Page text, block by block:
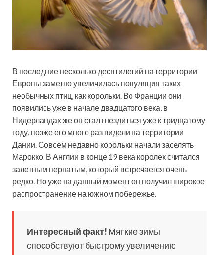
В последние несколько десятилетий на территории
Европы заметно увеличилась популяция таких
необычных птиц, как корольки. Во Франции они
появились уже в начале двадцатого века, в
Нидерландах же он стал гнездиться уже к тридцатому
году, позже его много раз видели на территории
Дании. Совсем недавно корольки начали заселять
Марокко. В Англии в конце 19 века королек считался
залетным пернатым, который встречается очень
редко. Но уже на данный момент он получил широкое
распространение на южном побережье.
Интересный факт! Мягкие зимы
способствуют быстрому увеличению